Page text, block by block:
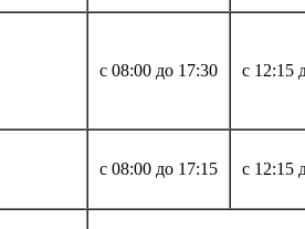
с 08:00 до 17:30 с 12:15
с 08:00 до 17:15 с 12:15